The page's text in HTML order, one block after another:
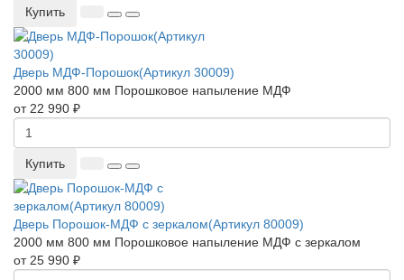
Купить
Дверь МДФ-Порошок(Артикул 30009)
2000 мм 800 мм Порошковое напыление МДФ
от 22 990 ₽
Купить
Дверь Порошок-МДФ с зеркалом(Артикул 80009)
2000 мм 800 мм Порошковое напыление МДФ с зеркалом
от 25 990 ₽